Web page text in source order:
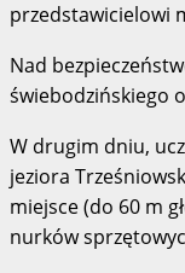
przedstawicielowi
Nad
świebodzińskiego
W drugim dniu,
jeziora
miejsce (do 60 m
nurków